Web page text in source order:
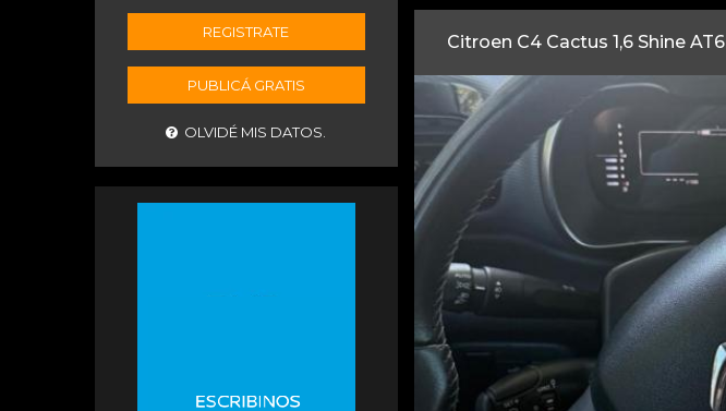
REGISTRATE
PUBLICÁ GRATIS
OLVIDÉ MIS DATOS.
Citroen C4 Cactus 1,6 Shine AT6